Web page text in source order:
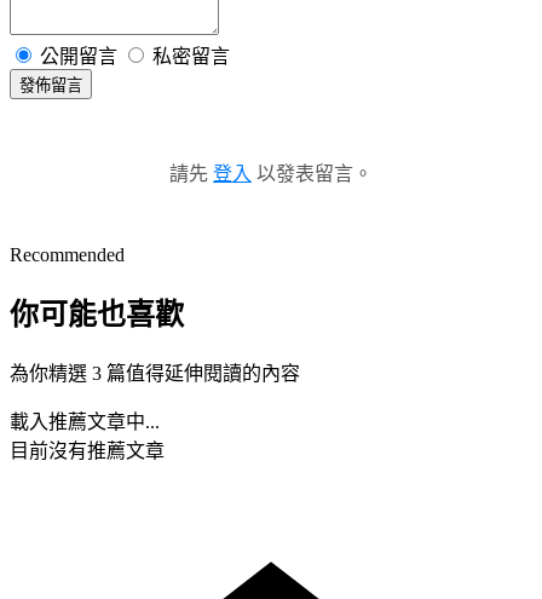
公開留言 私密留言
發佈留言
請先 登入 以發表留言。
Recommended
你可能也喜歡
為你精選 3 篇值得延伸閱讀的內容
載入推薦文章中...
目前沒有推薦文章